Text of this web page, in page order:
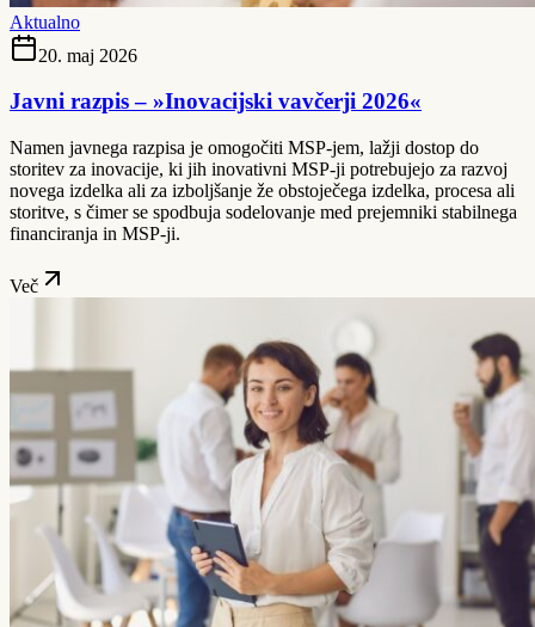
Aktualno
20. maj 2026
Javni razpis – »Inovacijski vavčerji 2026«
Namen javnega razpisa je omogočiti MSP-jem, lažji dostop do
storitev za inovacije, ki jih inovativni MSP-ji potrebujejo za razvoj
novega izdelka ali za izboljšanje že obstoječega izdelka, procesa ali
storitve, s čimer se spodbuja sodelovanje med prejemniki stabilnega
financiranja in MSP-ji.
Več